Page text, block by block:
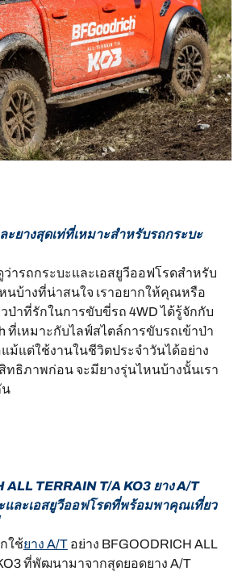
ะยางสุดเท่ที่เหมาะสำหรับรถกระบะ
ารถกระบะและเอสยูวีออฟโรดสำหรับ
นบ้างที่น่าสนใจ เราอยากให้คุณหรือ
ป่าที่รักในการขับขี่รถ 4WD ได้รู้จักกับ
ที่เหมาะกับไลฟ์สไตล์การขับรถเข้าป่า
ม้แต่ใช้งานในชีวิตประจำวันได้อย่าง
ทธิภาพก่อน จะมียางรุ่นไหนบ้างนั้นเรา
น
ALL TERRAIN T/A KO3 ยาง A/T
และเอสยูวีออฟโรดที่พร้อมพาคุณเที่ยว
ใช้ยาง A/Tอย่าง BFGOODRICH ALL
ที่พัฒนามาจากสุดยอดยาง A/T